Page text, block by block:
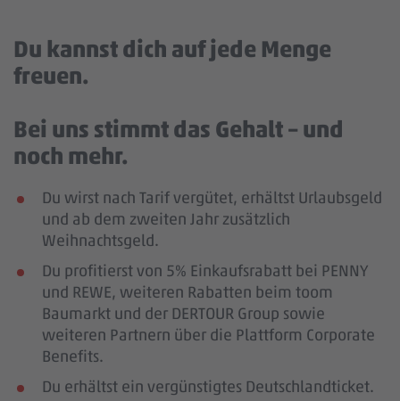
Du kannst dich auf jede Menge
freuen.
Bei uns stimmt das Gehalt – und
noch mehr.
Du wirst nach Tarif vergütet, erhältst Urlaubsgeld
und ab dem zweiten Jahr zusätzlich
Weihnachtsgeld.
Du profitierst von 5% Einkaufsrabatt bei PENNY
und REWE, weiteren Rabatten beim toom
Baumarkt und der DERTOUR Group sowie
weiteren Partnern über die Plattform Corporate
Benefits.
Du erhältst ein vergünstigtes Deutschlandticket.